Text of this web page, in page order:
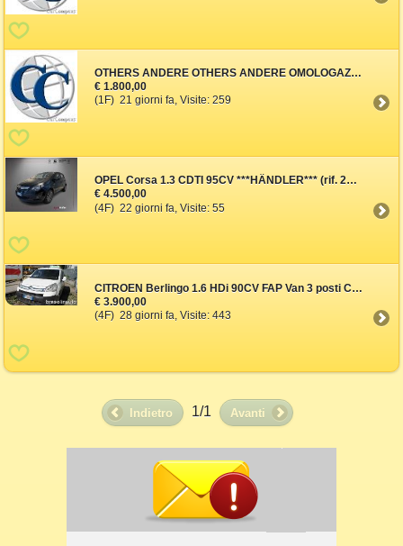
OTHERS ANDERE OTHERS ANDERE OMOLOGAZIONE AUTO USA IMMATRICOLAZIO
€ 1.800,00
(1F) 21 giorni fa, Visite: 259
OPEL Corsa 1.3 CDTI 95CV ***HÄNDLER*** (rif. 23731046), Anno 201
€ 4.500,00
(4F) 22 giorni fa, Visite: 55
CITROEN Berlingo 1.6 HDi 90CV FAP Van 3 posti Club L1 (rif. 1598
€ 3.900,00
(4F) 28 giorni fa, Visite: 443
Indietro 1/1 Avanti